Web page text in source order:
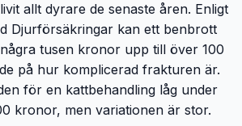
allt dyrare de senaste åren. Enligt
Djurförsäkringar kan ett benbrott
tusen kronor upp till över 100
på hur komplicerad frakturen är.
för en kattbehandling låg under
kronor, men variationen är stor.